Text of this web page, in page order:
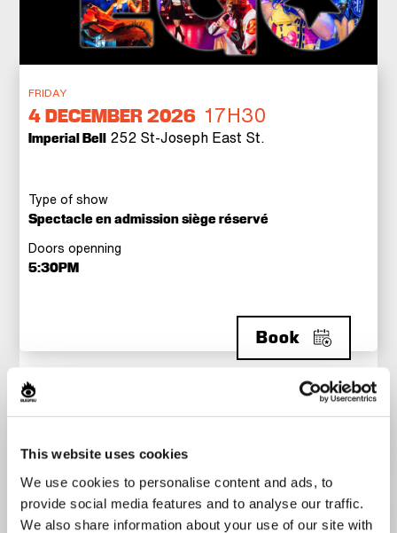
This website uses cookies
We use cookies to personalise content and ads, to
provide social media features and to analyse our traffic.
We also share information about your use of our site with
FRIDAY
4DECEMBER 2026 17H30
Imperial Bell 252 St-Joseph East St.
Type of show
Spectacle en admission siège réservé
Doors openning
5:30PM
Book
THURSDAY
17H30
SATURDAY